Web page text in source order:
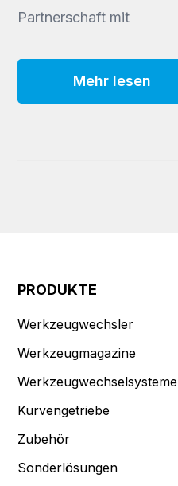
Partnerschaft mit
Mehr lesen
PRODUKTE
Werkzeugwechsler
Werkzeugmagazine
Werkzeugwechselsysteme
Kurvengetriebe
Zubehör
Sonderlösungen